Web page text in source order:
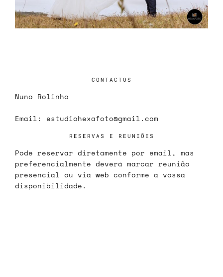
CONTACTOS
Nuno Rolinho
Email: estudiohexafoto@gmail.com
RESERVAS E REUNIÕES
Pode reservar diretamente por email, mas
preferencialmente deverá marcar reunião
presencial ou via web conforme a vossa
disponibilidade.